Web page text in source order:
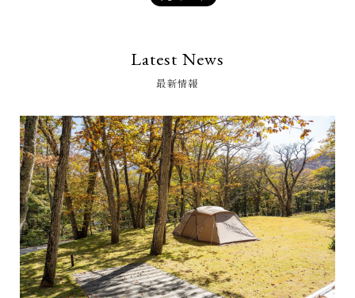
Latest News
最新情報